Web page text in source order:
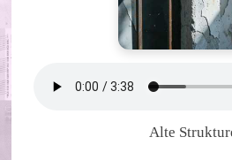
Alte